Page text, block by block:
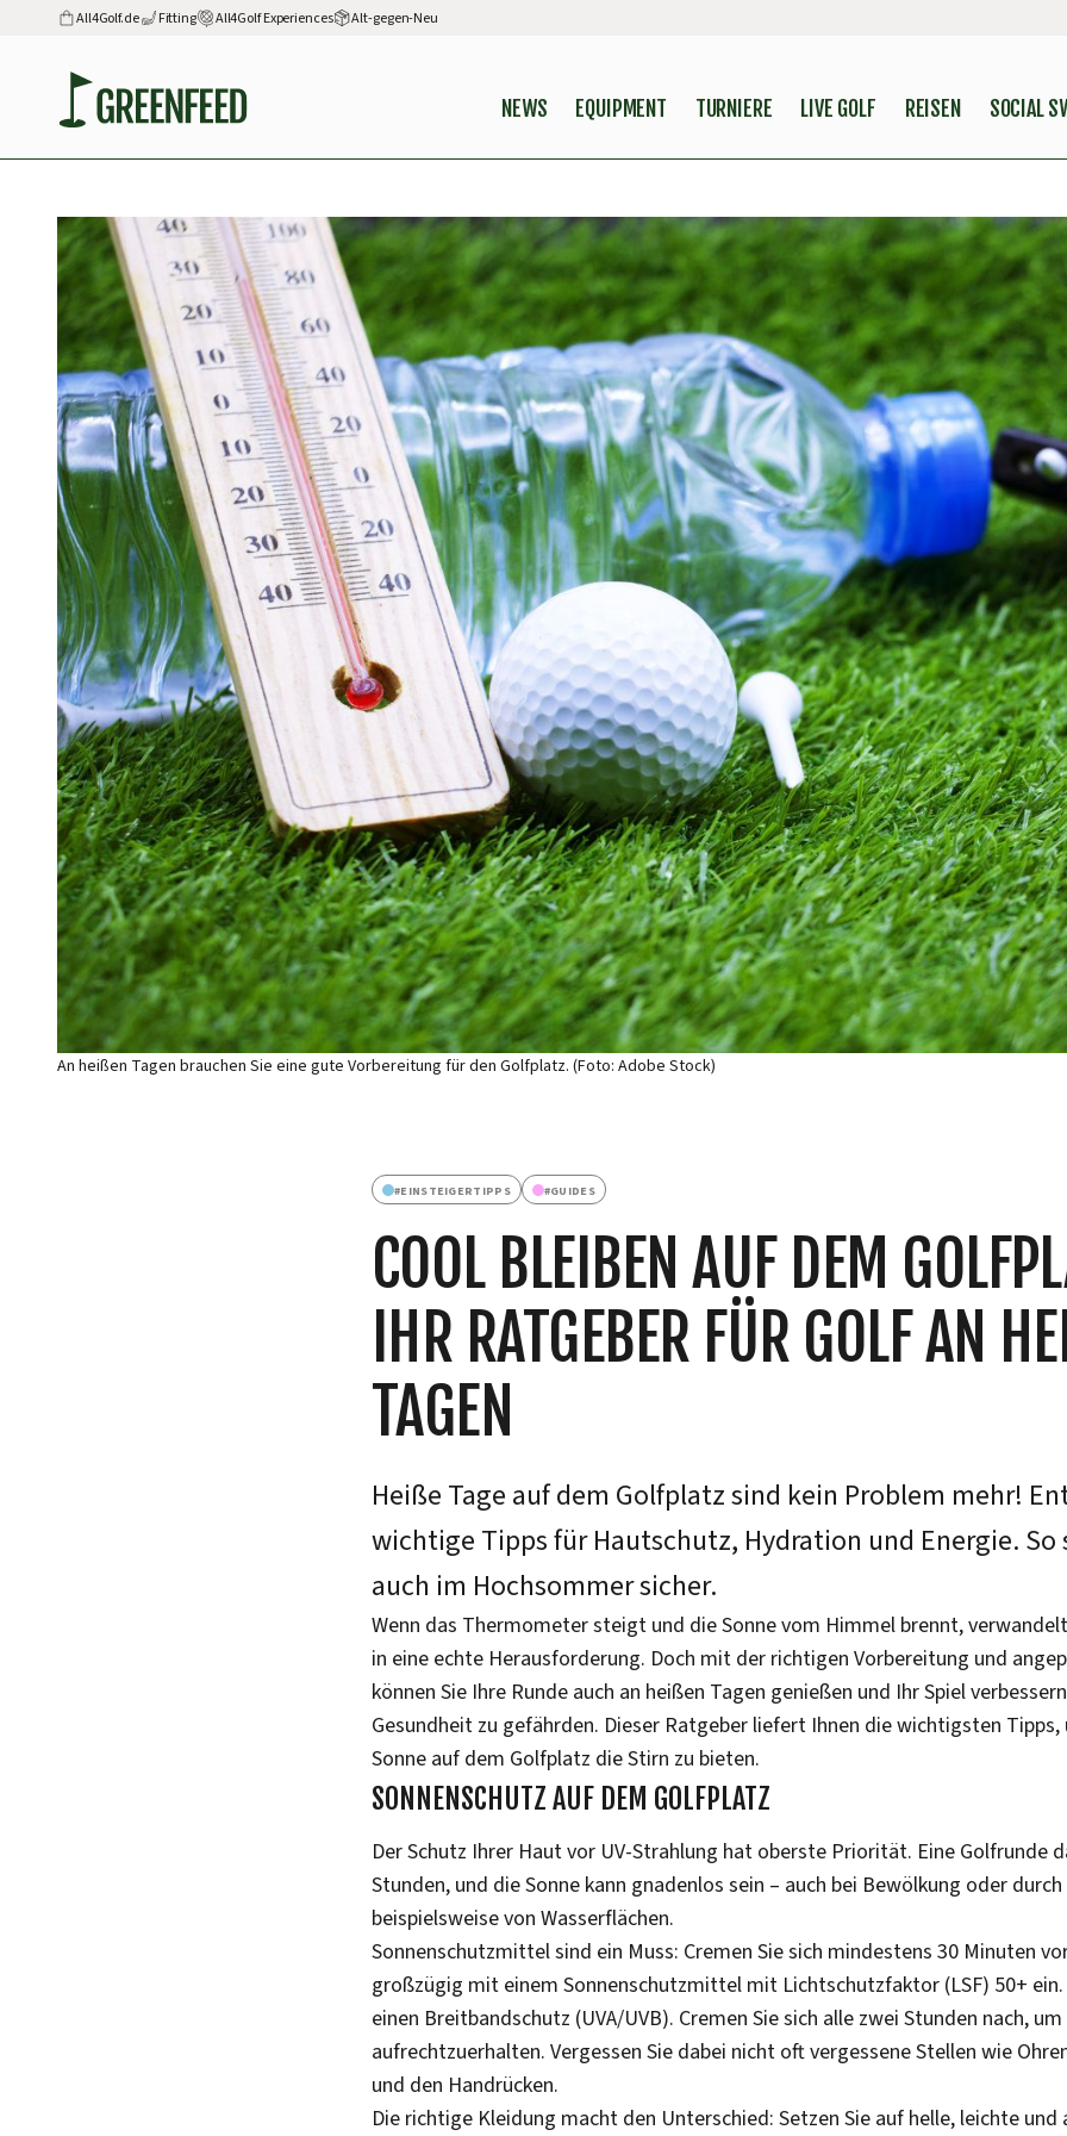
All4Golf.de Fitting All4Golf Experiences Alt-gegen-Neu
NEWS EQUIPMENT TURNIERE LIVE GOLF REISEN SOCIAL
An heißen Tagen brauchen Sie eine gute Vorbereitung für den Golfplatz. (Foto: Adobe Stock)
#EINSTEIGERTIPPS #GUIDES
COOL BLEIBEN AUF DEM
IHR RATGEBER FÜR GOLF AN
AGEN
Heiße Tage auf dem Golfplatz sind kein Problem mehr!
wichtige Tipps für Hautschutz, Hydration und Energie. So
auch im Hochsommer sicher.
Wenn das Thermometer steigt und die Sonne vom Himmel brennt,
in eine echte Herausforderung. Doch mit der richtigen Vorbereitung und
können Sie Ihre Runde auch an heißen Tagen genießen und Ihr Spiel
Gesundheit zu gefährden. Dieser Ratgeber liefert Ihnen die wichtigsten
Sonne auf dem Golfplatz die Stirn zu bieten.
SONNENSCHUTZ AUF DEM GOLFPLATZ
Der Schutz Ihrer Haut vor UV-Strahlung hat oberste Priorität. Eine Golfrunde
Stunden, und die Sonne kann gnadenlos sein – auch bei Bewölkung oder
beispielsweise von Wasserflächen.
Sonnenschutzmittel sind ein Muss: Cremen Sie sich mindestens 30 Minuten
großzügig mit einem Sonnenschutzmittel mit Lichtschutzfaktor (LSF) 50+ ein.
einen Breitbandschutz (UVA/UVB). Cremen Sie sich alle zwei Stunden nach,
aufrechtzuerhalten. Vergessen Sie dabei nicht oft vergessene Stellen wie
und den Handrücken.
Die richtige Kleidung macht den Unterschied: Setzen Sie auf helle, leichte